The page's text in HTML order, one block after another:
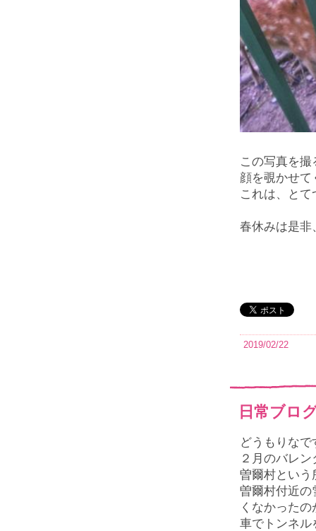
この写真を
顔を覗かせて
これは、と
春休みは是非
2019/02/22
日常ブロ
どうもりなで
２月のバレ
曽爾村という
曽爾村付近の
くなかったの
車でトンネル